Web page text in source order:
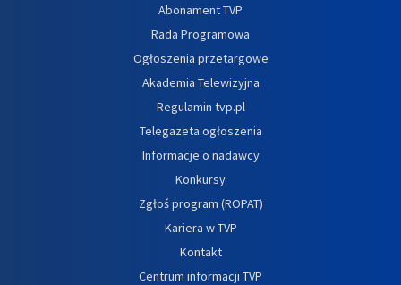
Abonament TVP
Rada Programowa
Ogłoszenia przetargowe
Akademia Telewizyjna
Regulamin tvp.pl
Telegazeta ogłoszenia
Informacje o nadawcy
Konkursy
Zgłoś program (ROPAT)
Kariera w TVP
Kontakt
Centrum informacji TVP